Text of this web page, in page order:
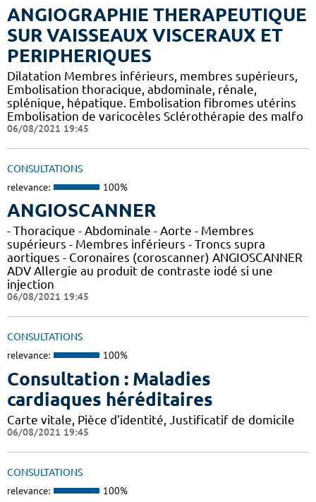
ANGIOGRAPHIE THERAPEUTIQUE
SUR VAISSEAUX VISCERAUX ET
PERIPHERIQUES
Dilatation Membres inférieurs, membres supérieurs,
Embolisation thoracique, abdominale, rénale,
splénique, hépatique. Embolisation fibromes utérins
Embolisation de varicocèles Sclérothérapie des malfo
06/08/2021 19:45
CONSULTATIONS
relevance: 100%
ANGIOSCANNER
- Thoracique - Abdominale - Aorte - Membres
supérieurs - Membres inférieurs - Troncs supra
aortiques - Coronaires (coroscanner) ANGIOSCANNER
ADV Allergie au produit de contraste iodé si une
injection
06/08/2021 19:45
CONSULTATIONS
relevance: 100%
Consultation : Maladies
cardiaques héréditaires
Carte vitale, Pièce d'identité, Justificatif de domicile
06/08/2021 19:45
CONSULTATIONS
relevance: 100%